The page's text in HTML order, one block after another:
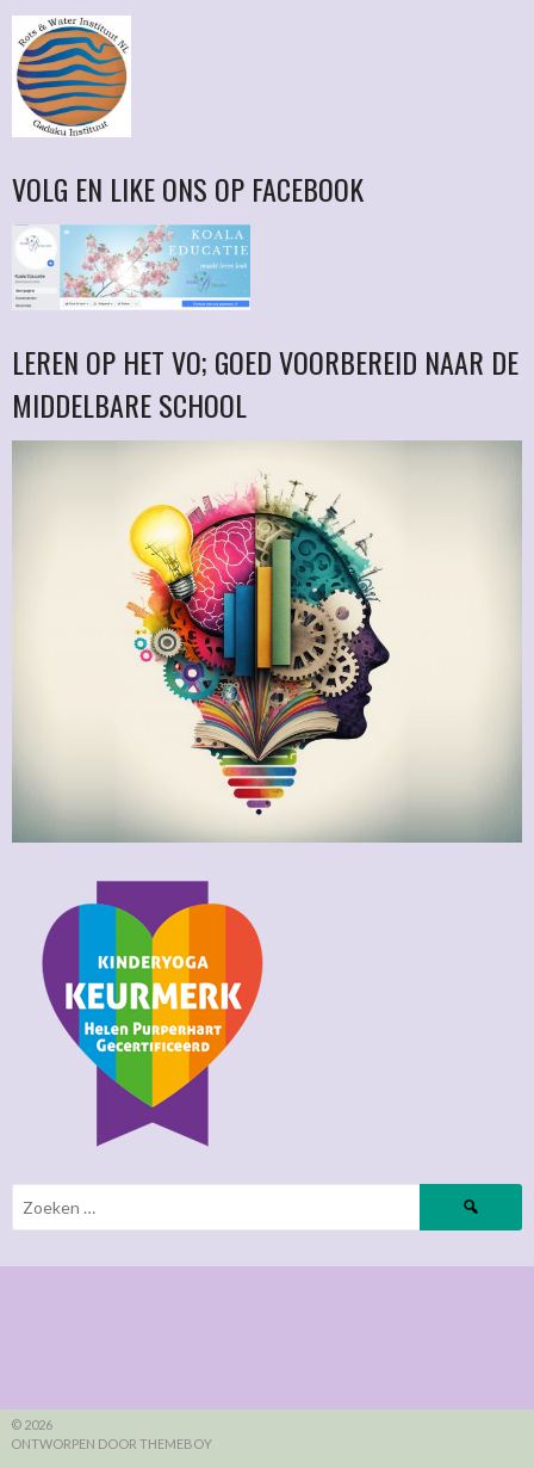
VOLG EN LIKE ONS OP FACEBOOK
LEREN OP HET VO; GOED VOORBEREID NAAR DE
MIDDELBARE SCHOOL
Zoeken
© 2026
ONTWORPEN DOOR THEMEBOY